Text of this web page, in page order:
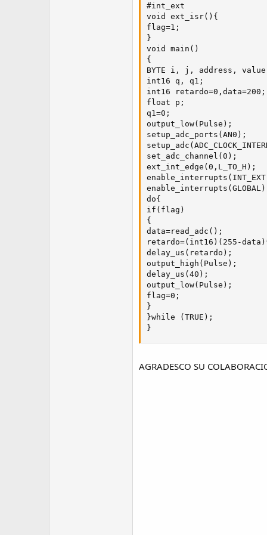
#int_ext
void ext_isr(){
flag=1;
}
void main()
{
BYTE i, j, address,
int16 q, q1;
int16 retardo=0,data=200;
float p;
q1=0;
output_low(Pulse);
setup_adc_ports(AN0);
set_adc_channel(0);
ext_int_edge(0,L_TO_H);
do{
if(flag)
{
data=read_adc();
retardo=(int16)(255-
delay_us(retardo);
output_high(Pulse);
delay_us(40);
output_low(Pulse);
flag=0;
}
}while (TRUE);
}
AGRADESCO SU